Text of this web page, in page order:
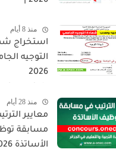
résultat
منذ 8 أيام
استخراج
التوجيه
2026
منذ 28 أيام
معايير
مسابقة